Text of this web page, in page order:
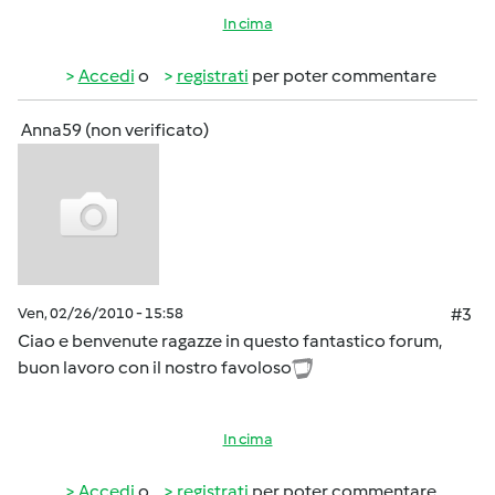
In cima
Accedi o registrati per poter commentare
Anna59 (non verificato)
Ven, 02/26/2010 - 15:58
#3
Ciao e benvenute ragazze in questo fantastico forum,
buon lavoro con il nostro favoloso
In cima